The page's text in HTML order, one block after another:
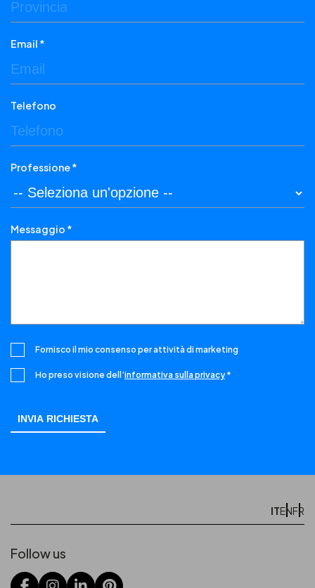
Email *
Telefono
Professione *
Messaggio *
Fornisco il mio consenso per attività di marketing
Ho preso visione dell’informativa sulla privacy *
ITENFR
Follow us